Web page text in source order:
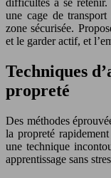
difficultés à se
une cage de
zone sécurisée.
et le garder actif, et
Techniques
propreté
Des méthodes
la propreté
une technique
apprentissage sans